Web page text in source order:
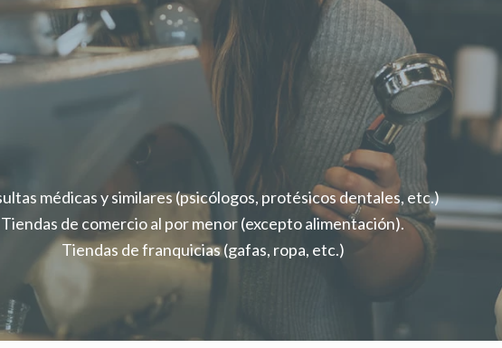
REGÍSTRATE AHORA GRATIS
médicas y similares (psicólogos, protésicos dentales, etc.)
Tiendas de comercio al por menor (excepto alimentación).
Tiendas de franquicias (gafas, ropa, etc.)